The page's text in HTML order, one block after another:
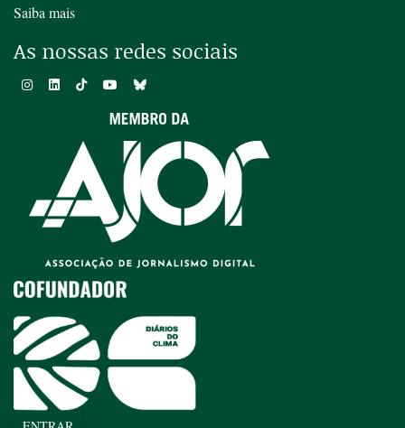
Saiba mais
As nossas redes sociais